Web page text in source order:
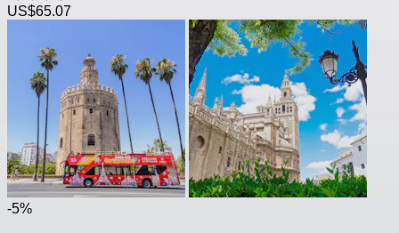
US$65.07
-5%